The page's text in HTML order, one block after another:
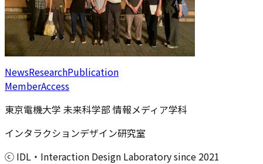
NewsResearchPublication
MemberAccess
東京電機大学 未来科学部 情報メディア学科
インタラクションデザイン研究室
ⓒ IDL・Interaction Design Laboratory since 2021